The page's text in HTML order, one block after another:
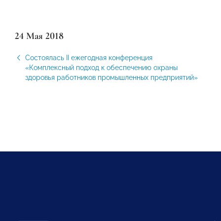
24 Мая 2018
Состоялась II ежегодная конференция
«Комплексный подход к обеспечению охраны
здоровья работников промышленных предприятий»